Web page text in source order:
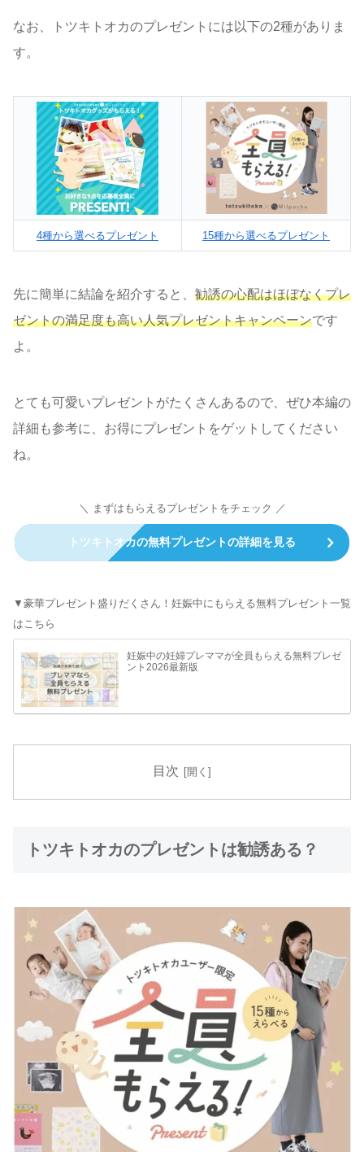
なお、トツキトオカのプレゼントには以下の2種がありま
す。
4種から選べるプレゼント 15種から選べるプレゼント
先に簡単に結論を紹介すると、 勧誘の心配はほぼなくプレ
ゼントの満足度も高い人気プレゼントキャンペーンです
よ。
とても可愛いプレゼントがたくさんあるので、ぜひ本編の
詳細も参考に、お得にプレゼントをゲットしてください
ね。
＼ まずはもらえるプレゼントをチェック ／
トツキトオカの無料プレゼントの詳細を見る
▼豪華プレゼント盛りだくさん！妊娠中にもらえる無料プレゼント一覧
はこちら
妊娠中の妊婦プレママが全員もらえる無料プレゼ
ント2026最新版
目次
トツキトオカのプレゼントは勧誘ある？